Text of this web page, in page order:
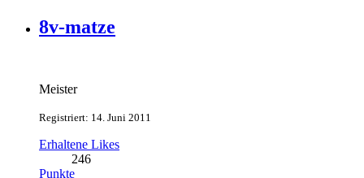
8v-matze
Meister
Registriert: 14. Juni 2011
Erhaltene Likes
246
Punkte